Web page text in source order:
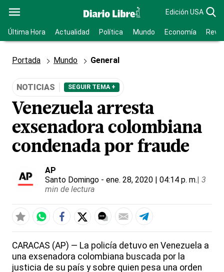
Edición USA
Última Hora Actualidad Política Mundo Economía
Portada Mundo General
NOTICIAS SEGUIR TEMA +
Venezuela arresta
exsenadora colombiana
condenada por fraude
AP
Santo Domingo - ene. 28, 2020 | 04:14 p. m.| 3
min de lectura
CARACAS (AP) — La policía detuvo en Venezuela a
una exsenadora colombiana buscada por la
justicia de su país y sobre quien pesa una orden